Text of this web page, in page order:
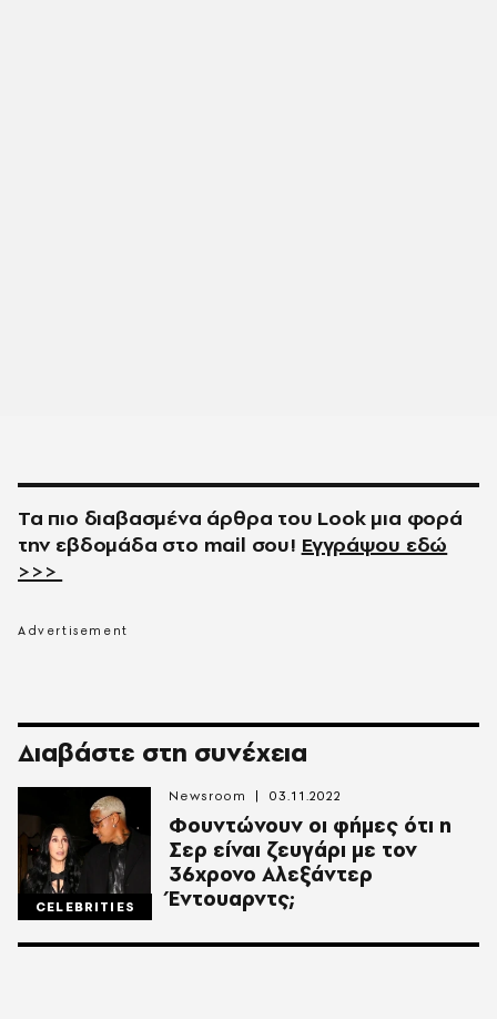
Τα πιο διαβασμένα άρθρα του Look μια φορά
την εβδομάδα στο mail σου! Εγγράψου εδώ
>>>
Διαβάστε στη συνέχεια
CELEBRITIES
Φουντώνουν οι φήμες ότι η
Σερ είναι ζευγάρι με τον
36χρονο Αλεξάντερ
Έντουαρντς;
Newsroom 03.11.2022